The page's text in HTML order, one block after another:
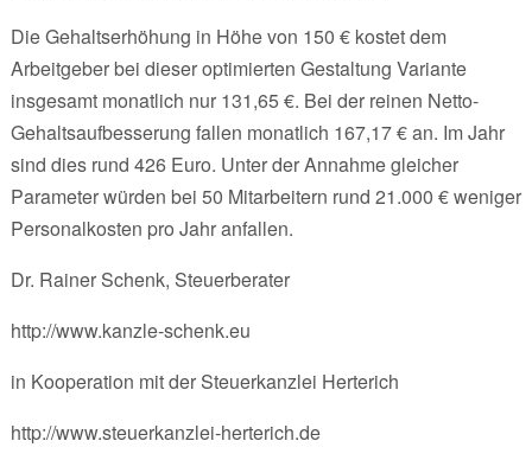
Die Gehaltserhöhung in Höhe von 150 € kostet dem
Arbeitgeber bei dieser optimierten Gestaltung Variante
insgesamt monatlich nur 131,65 €. Bei der reinen Netto-
Gehaltsaufbesserung fallen monatlich 167,17 € an. Im Jahr
sind dies rund 426 Euro. Unter der Annahme gleicher
Parameter würden bei 50 Mitarbeitern rund 21.000 € weniger
Personalkosten pro Jahr anfallen.
Dr. Rainer Schenk, Steuerberater
http://www.kanzle-schenk.eu
in Kooperation mit der Steuerkanzlei Herterich
http://www.steuerkanzlei-herterich.de